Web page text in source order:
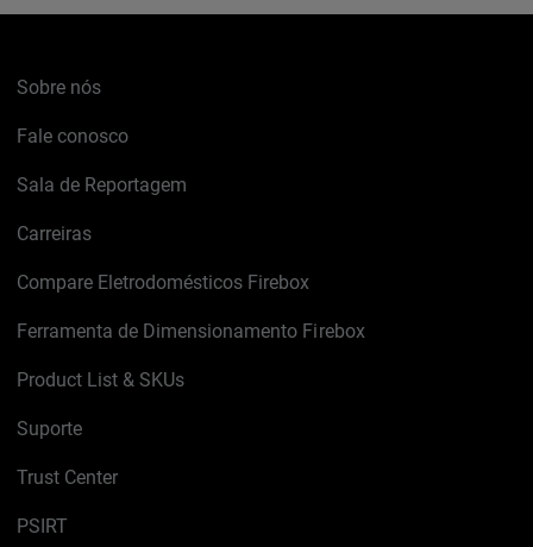
Sobre nós
Fale conosco
Sala de Reportagem
Carreiras
Compare Eletrodomésticos Firebox
Ferramenta de Dimensionamento Firebox
Product List & SKUs
Suporte
Trust Center
PSIRT